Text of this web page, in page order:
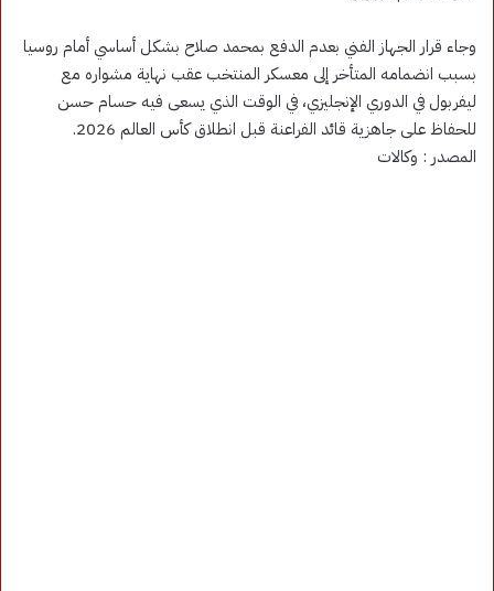
وجاء قرار الجهاز الفني بعدم الدفع بمحمد صلاح بشكل أساسي أمام روسيا
بسبب انضمامه المتأخر إلى معسكر المنتخب عقب نهاية مشواره مع
ليفربول في الدوري الإنجليزي، في الوقت الذي يسعى فيه حسام حسن
للحفاظ على جاهزية قائد الفراعنة قبل انطلاق كأس العالم 2026.
المصدر : وكالات